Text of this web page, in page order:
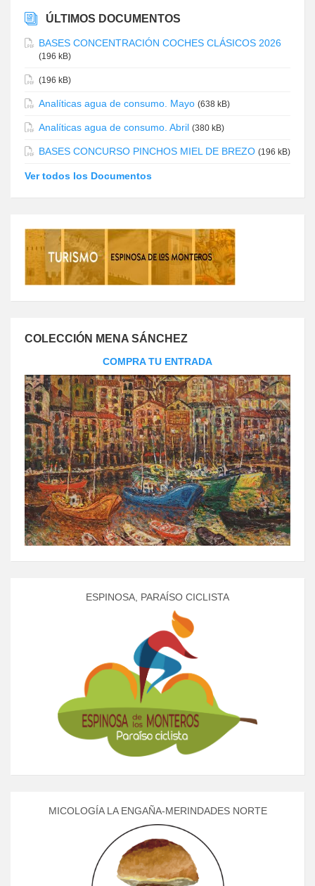
ÚLTIMOS DOCUMENTOS
BASES CONCENTRACIÓN COCHES CLÁSICOS 2026
(196 kB)
(196 kB)
Analíticas agua de consumo. Mayo (638 kB)
Analíticas agua de consumo. Abril (380 kB)
BASES CONCURSO PINCHOS MIEL DE BREZO (196 kB)
Ver todos los Documentos
COLECCIÓN MENA SÁNCHEZ
COMPRA TU ENTRADA
ESPINOSA, PARAÍSO CICLISTA
MICOLOGÍA LA ENGAÑA-MERINDADES NORTE